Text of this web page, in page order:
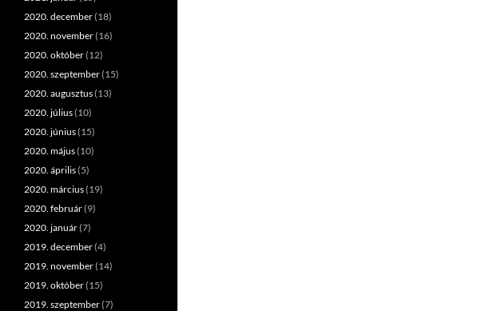
2020. december(18)
2020. november(16)
2020. október(12)
2020. szeptember(15)
2020. augusztus(13)
2020. július(10)
2020. június(15)
2020. május(10)
2020. április(5)
2020. március(19)
2020. február(9)
2020. január(7)
2019. december(4)
2019. november(14)
2019. október(15)
2019. szeptember(7)